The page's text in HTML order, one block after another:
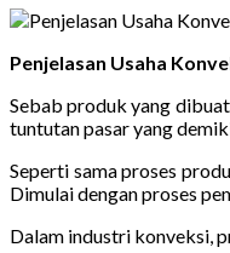
Penjelasan Usaha
Sebab produk yang
tuntutan pasar yang
Seperti sama proses
Dimulai dengan proses
Dalam industri konveksi,